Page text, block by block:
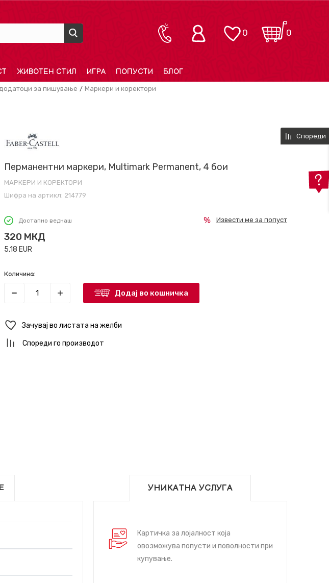
0
0
ЖИВОТЕН СТИЛ ИГРА ПОПУСТИ БЛОГ
за пишување Маркери и коректори
Перманентни маркери, Multimark Permanent, 4 бои
МАРКЕРИ И КОРЕКТОРИ
Шифра на артикл: 214779
Достапно веднаш
320 МКД
5,18 EUR
Извести ме за попуст
Количина:
Додај во кошничка
Зачувај во листата на желби
Спореди го производот
УНИКАТНА УСЛУГА
Картичка за лојалност која
овозможува попусти и поволности при
купување.
Спореди